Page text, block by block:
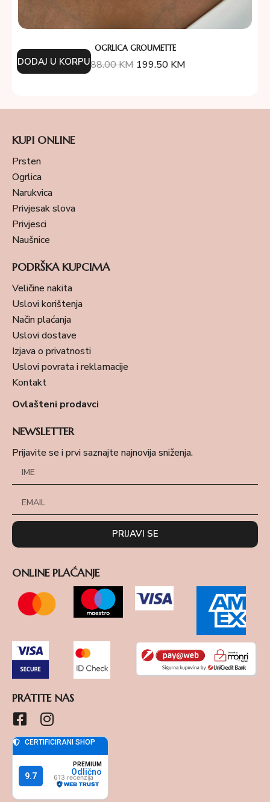
OGRLICA GROUMETTE
388.00KM 199.50 KM
DODAJ U KORPU
KUPI ONLINE
Prsten
Ogrlica
Narukvica
Privjesak slova
Privjesci
Naušnice
PODRŠKA KUPCIMA
Veličine nakita
Uslovi korištenja
Način plaćanja
Uslovi dostave
Izjava o privatnosti
Uslovi povrata i reklamacije
Kontakt
Ovlašteni prodavci
NEWSLETTER
Prijavite se i prvi saznajte najnovija sniženja.
PRIJAVI SE
ONLINE PLAĆANJE
PRATITE NAS